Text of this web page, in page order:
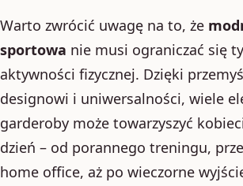
Warto zwrócić uwagę na to, że
sportowa nie musi ograniczać się
aktywności fizycznej. Dzięki
designowi i uniwersalności, wiele
garderoby może towarzyszyć
dzień – od porannego treningu,
home office, aż po wieczorne